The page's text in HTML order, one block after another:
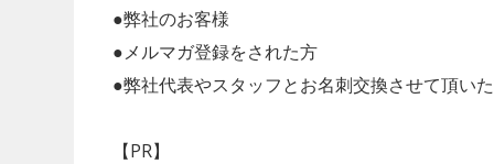
●弊社のお客様
●メルマガ登録をされた方
●弊社代表やスタッフとお名刺交換させて頂い
【PR】